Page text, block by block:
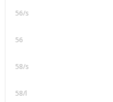
56/s
56
58/s
58/l